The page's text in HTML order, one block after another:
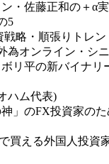
・佐藤正和の＋α
5
戦略・順張りトレ
為オンライン・シ
ボリ平の新バイナリ
ハム代表)
神」のFX投資家の
買える外国人投資